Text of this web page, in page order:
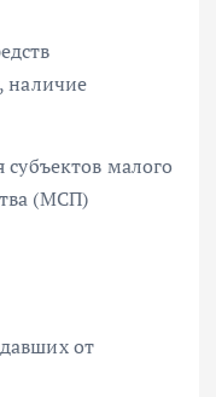
наличие
малого
(МСП)
от